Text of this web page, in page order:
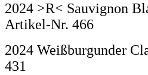
2024 >R< Sauvignon
Artikel-Nr. 466
2024 Weißburgunder
431